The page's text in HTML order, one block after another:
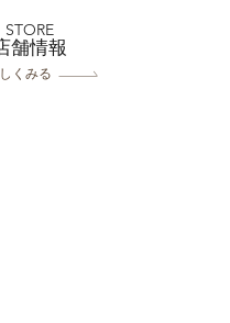
ておきたいこと｜フォト
ジオミルフィーユ浦和店
STORE
舗情報
くみる